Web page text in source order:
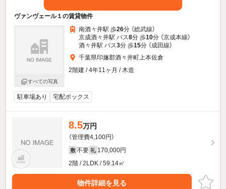
ヴァンヴェール１の賃貸物件
すべての写真
南酒々井駅 歩26分 （総武線）
京成酒々井駅 バス8分 歩10分 （京成本線）
酒々井駅 バス3分 歩15分 （成田線）
千葉県印旛郡酒々井町上本佐倉
2階建 / 4年11ヶ月 / 木造
駐車場あり 宅配ボックス
8.5万円
（管理費4,100円）
敷 不要 礼 170,000円
2階 / 2LDK / 59.14㎡
物件詳細を見る